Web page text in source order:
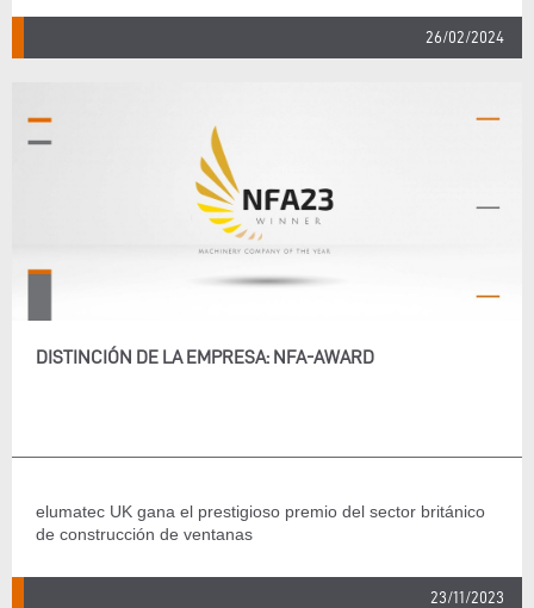
26/02/2024
DISTINCIÓN DE LA EMPRESA: NFA-AWARD
elumatec UK gana el prestigioso premio del sector británico
de construcción de ventanas
23/11/2023